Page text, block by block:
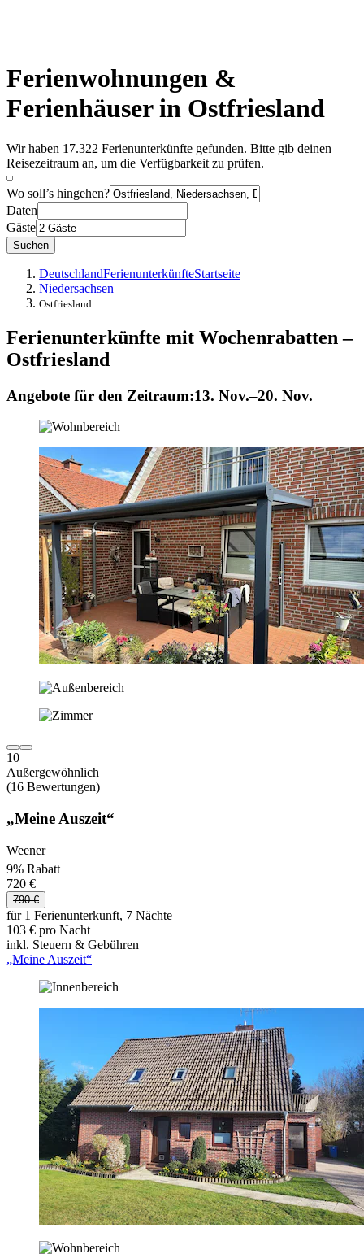
Ferienwohnungen &
Ferienhäuser in Ostfriesland
Wir haben 17.322 Ferienunterkünfte gefunden. Bitte gib deinen
Reisezeitraum an, um die Verfügbarkeit zu prüfen.
Wo soll’s hingehen?
Daten
Gäste
Suchen
DeutschlandFerienunterkünfteStartseite
Niedersachsen
Ostfriesland
Ferienunterkünfte mit Wochenrabatten –
Ostfriesland
Angebote für den Zeitraum:13. Nov.–20. Nov.
10
Außergewöhnlich
(16 Bewertungen)
„Meine Auszeit“
Weener
9% Rabatt
720 €
790 €
für 1 Ferienunterkunft, 7 Nächte
103 € pro Nacht
inkl. Steuern & Gebühren
„Meine Auszeit“